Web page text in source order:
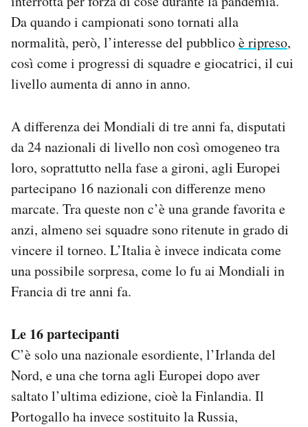
Da quando i campionati sono tornati alla
normalità, però, l’interesse del pubblicoè ripreso,
così come i progressi di squadre e giocatrici, il cui
livello aumenta di anno in anno.
A differenza dei Mondiali di tre anni fa, disputati
da 24 nazionali di livello non così omogeneo tra
loro, soprattutto nella fase a gironi, agli Europei
partecipano 16 nazionali con differenze meno
marcate. Tra queste non c’è una grande favorita e
anzi, almeno sei squadre sono ritenute in grado di
vincere il torneo. L’Italia è invece indicata come
una possibile sorpresa, come lo fu ai Mondiali in
Francia di tre anni fa.
Le 16 partecipanti
C’è solo una nazionale esordiente, l’Irlanda del
Nord, e una che torna agli Europei dopo aver
saltato l’ultima edizione, cioè la Finlandia. Il
Portogallo ha invece sostituito la Russia,